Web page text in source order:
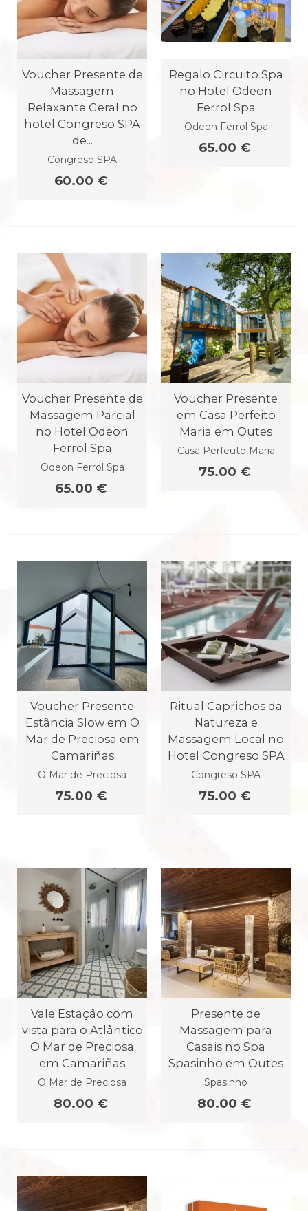
Voucher Presente de
Massagem
Relaxante Geral no
hotel Congreso SPA
de...
Congreso SPA
60.00 €
Regalo Circuito Spa
no Hotel Odeon
Ferrol Spa
Odeon Ferrol Spa
65.00 €
Voucher Presente de
Massagem Parcial
no Hotel Odeon
Ferrol Spa
Odeon Ferrol Spa
65.00 €
Voucher Presente
em Casa Perfeito
Maria em Outes
Casa Perfeuto Maria
75.00 €
Voucher Presente
Estância Slow em O
Mar de Preciosa em
Camariñas
O Mar de Preciosa
75.00 €
Ritual Caprichos da
Natureza e
Massagem Local no
Hotel Congreso SPA
Congreso SPA
75.00 €
Vale Estação com
vista para o Atlântico
O Mar de Preciosa
em Camariñas
O Mar de Preciosa
80.00 €
Presente de
Massagem para
Casais no Spa
Spasinho em Outes
Spasinho
80.00 €